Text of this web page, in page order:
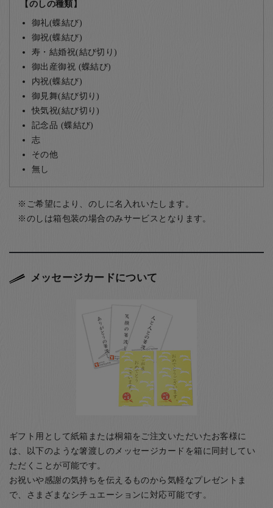
【のしの種類】
御礼(蝶結び)
御祝(蝶結び)
寿・結婚祝(結び切り)
御出産御祝 (蝶結び)
内祝(蝶結び)
御見舞(結び切り)
快気祝(結び切り)
記念品 (蝶結び)
志
その他
無し
ご希望により、のしに名入れいたします。
のしは箱包装の場合のみサービスとなります。
メッセージカードについて
ギフト用として紙箱または桐箱をご注文いただいたお客様に
は、以下のような箸渡しのメッセージカードを箱に同封してい
ただくことが可能です。
お祝いや感謝の気持ちを伝えるものから気軽なプレゼントま
で、さまざまなシチュエーションに対応可能です。